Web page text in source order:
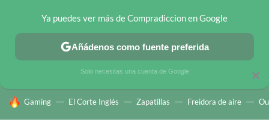
CHOLLOS TELEGRAM OFERTAS EN MÓVILES OFERTAS EN
HOY SE HABLA DE
Gaming El Corte Inglés Zapatillas Freidora de aire
×
Ya puedes ver más de Compradiccion en Google
Añádenos como fuente preferida
Solo necesitas una cuenta de Google